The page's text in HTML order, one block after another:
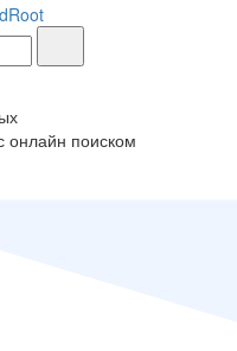
онлайн поиском